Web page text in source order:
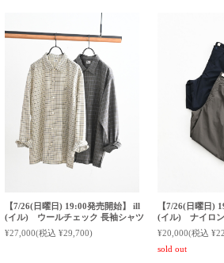
【7/26(日曜日) 19:00発売開始】 ill
(イル) ウールチェック 長袖シャツ
¥27,000(税込 ¥29,700)
【7/26(日曜日)
(イル) ナイロン
¥20,000(税込
sold out